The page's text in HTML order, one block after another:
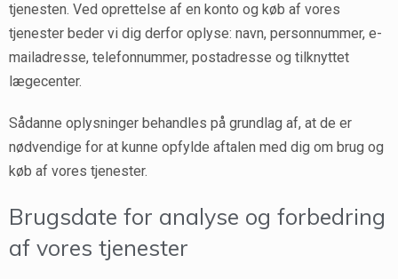
tjenesten. Ved oprettelse af en konto og køb af vores
tjenester beder vi dig derfor oplyse: navn, personnummer, e-
mailadresse, telefonnummer, postadresse og tilknyttet
lægecenter.
Sådanne oplysninger behandles på grundlag af, at de er
nødvendige for at kunne opfylde aftalen med dig om brug og
køb af vores tjenester.
Brugsdate for analyse og forbedring
af vores tjenester